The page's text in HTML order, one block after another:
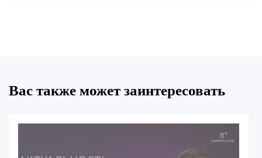
Вас также может заинтересовать